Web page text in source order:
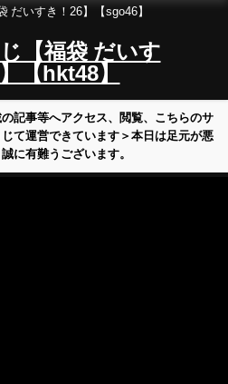
だいすき！26】【sgo46】
【福袋 だいす
【hkt48】
記事等へアクセス、閲覧、こちらのサ
て運営できています＞本日は足元が悪
に有難うございます。